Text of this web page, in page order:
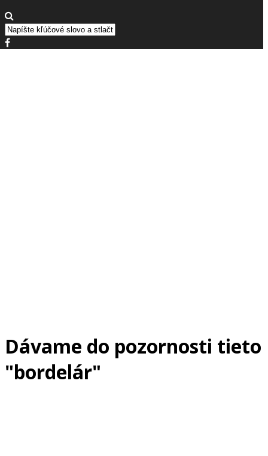
Dávame do pozornosti tieto
"bordelár"